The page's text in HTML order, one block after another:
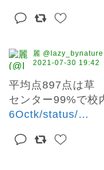
麗 @lazy_bynature
2021-07-30 19:42
平均点897点は草
センター99%で校
6Octk/status/…